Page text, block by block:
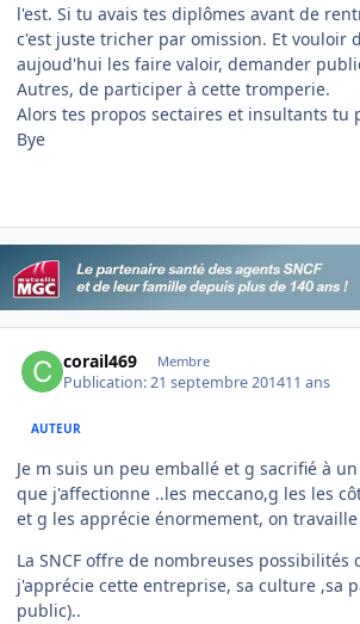
l'est. Si tu avais tes diplômes avant de
c'est juste tricher par omission. Et vouloir
aujoud'hui les faire valoir, demander
Autres, de participer à cette tromperie.
Alors tes propos sectaires et insultants tu
Bye
corail469 Membre
Publication:21 septembre 201411 ans
AUTEUR
Je m suis un peu emballé et g sacrifié à
que j'affectionne ..les meccano,g les les
et g les apprécie énormement, on
La SNCF offre de nombreuses possibilités
j'apprécie cette entreprise, sa culture ,sa
public)..